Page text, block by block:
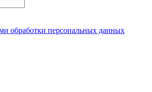
обработки персональных данных